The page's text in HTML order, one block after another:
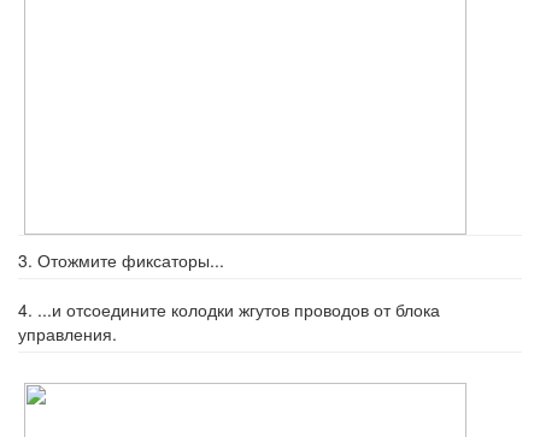
3. Отожмите фиксаторы...
4. ...и отсоедините колодки жгутов про­водов от блока
управления.